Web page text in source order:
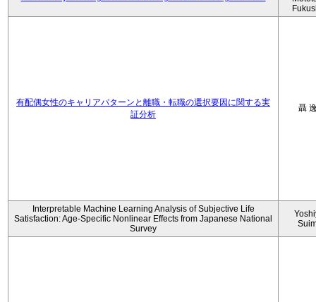
有配偶女性のキャリアパターンと離職・転職の選択要因に関する実
証分析
聶
Interpretable Machine Learning Analysis of Subjective Life
Satisfaction: Age-Specific Nonlinear Effects from Japanese National
Survey